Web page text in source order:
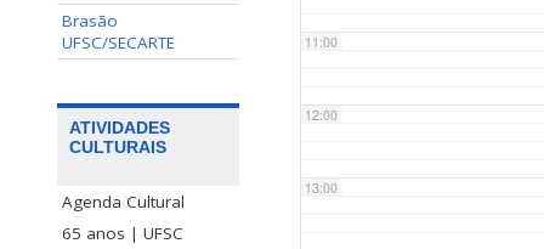
Brasão
UFSC/SECARTE
ATIVIDADES
CULTURAIS
Agenda Cultural
65 anos | UFSC
11:00
12:00
13:00